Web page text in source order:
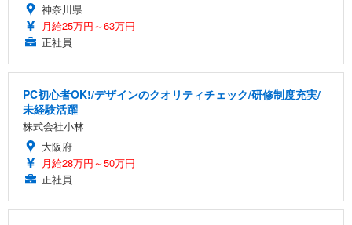
神奈川県
月給25万円～63万円
正社員
PC初心者OK!/デザインのクオリティチェック/研修制度充実/
未経験活躍
株式会社小林
大阪府
月給28万円～50万円
正社員